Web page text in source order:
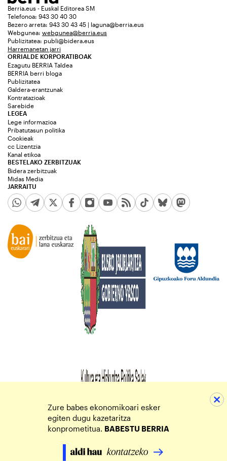
Berria.eus - Euskal Editorea SM
Telefonoa: 943 30 40 30
Bezero arreta: 943 30 43 45 | laguna@berria.eus
Webgunea: webgunea@berria.eus
Publizitatea: publi@bidera.eus
Harremanetan jarri
ORRIALDE KORPORATIBOAK
Ezagutu BERRIA Taldea
BERRIA berri bloga
Publizitatea
Galdera-erantzunak
Kontratazioak
Sarebide
JARRAITU
LEGEA
Lege informazioa
Pribatutasun politika
Cookieak
cc Lizentzia
Kanal etikoa
BESTELAKO ZERBITZUAK
Bidera zerbitzuak
Midas Media
Zure babes ekonomikoari esker
egiten dugu kazetaritza
konprometitua. BABESTU BERRIA